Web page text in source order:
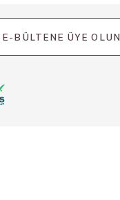
E-BÜLTENE ÜYE OLUN